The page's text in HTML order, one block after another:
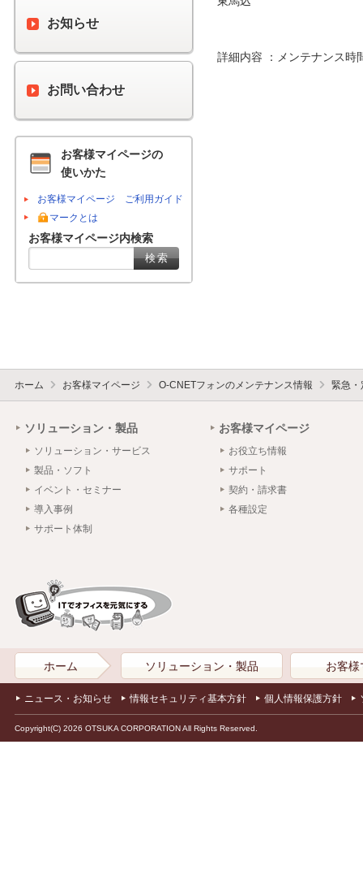
詳細内容 ：メンテナンス時
お知らせ
お問い合わせ
お客様マイページの
使いかた
お客様マイページ ご利用ガイド
マークとは
お客様マイページ内検索
ホーム お客様マイページ O-CNETフォンのメンテナンス情報 緊急・
ソリューション・製品
ソリューション・サービス
製品・ソフト
イベント・セミナー
導入事例
サポート体制
お客様マイページ
お役立ち情報
サポート
契約・請求書
各種設定
ホーム ソリューション・製品 お客様
ニュース・お知らせ 情報セキュリティ基本方針 個人情報保護方針
Copyright(C) 2026 OTSUKA CORPORATION All Rights Reserved.